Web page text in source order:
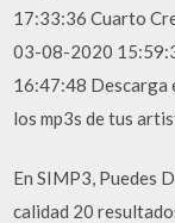
17:33:36 Cuarto
03-08-2020
16:47:48 Descarga
los mp3s de tus
En SIMP3, Puedes
calidad 20